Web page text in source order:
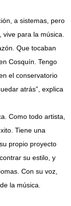
a sistemas, pero
para la música.
Que tocaban
Cosquín. Tengo
el conservatorio
atrás”, explica
Como todo artista,
Tiene una
propio proyecto
su estilo, y
Con su voz,
la música.